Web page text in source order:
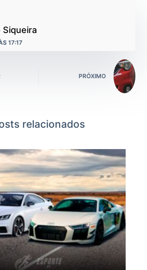
Siqueira
17:17
PRÓXIMO
relacionados